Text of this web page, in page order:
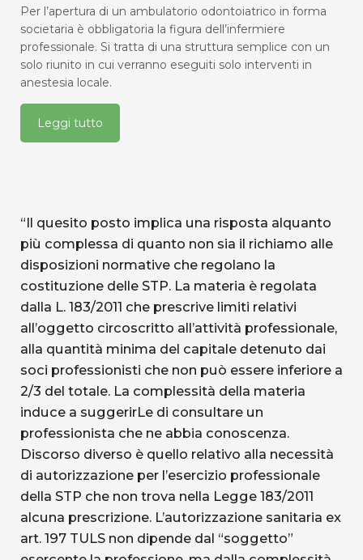
Per l’apertura di un ambulatorio odontoiatrico in forma
societaria è obbligatoria la figura dell’infermiere
professionale. Si tratta di una struttura semplice con un
solo riunito in cui verranno eseguiti solo interventi in
anestesia locale.
Leggi tutto
“Il quesito posto implica una risposta alquanto
più complessa di quanto non sia il richiamo alle
disposizioni normative che regolano la
costituzione delle STP. La materia è regolata
dalla L. 183/2011 che prescrive limiti relativi
all’oggetto circoscritto all’attività professionale,
alla quantità minima del capitale detenuto dai
soci professionisti che non può essere inferiore a
2/3 del totale. La complessità della materia
induce a suggerirLe di consultare un
professionista che ne abbia conoscenza.
Discorso diverso è quello relativo alla necessità
di autorizzazione per l’esercizio professionale
della STP che non trova nella Legge 183/2011
alcuna prescrizione. L’autorizzazione sanitaria ex
art. 197 TULS non dipende dal “soggetto”